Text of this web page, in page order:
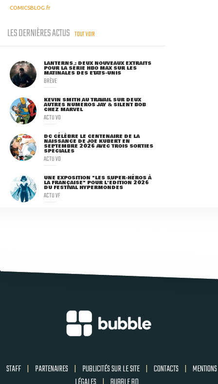
COMICSBLOG.fr
LES DERNIÈRES ACTUS TOUT VOIR
LANTERNS : DEUX NOUVEAUX EXTRAITS
POUR LA SÉRIE HBO MAX SUR LES
MATINALES DES ETATS-UNIS
BRÈVE
KEVIN SMITH AU TRAVAIL SUR DEUX
AUTRES NUMÉROS JAY & SILENT BOB
CHEZ MARVEL
ACTU VO
DC CÉLÈBRE LE CENTENAIRE DE LA
NAISSANCE DE JOE KUBERT EN
SEPTEMBRE 2026 AVEC TROIS SORTIES
SPÉCIALES
ACTU VO
UNE EXPOSITION "LES SUPER-HÉROS À
LA FRANÇAISE" POUR L'ÉDITION 2026
DU FESTIVAL HYPERMONDES
ACTU VF
STAFF | PARTENAIRES | PUBLICITÉS SUR LE SITE | CONTACTS | MENTIONS